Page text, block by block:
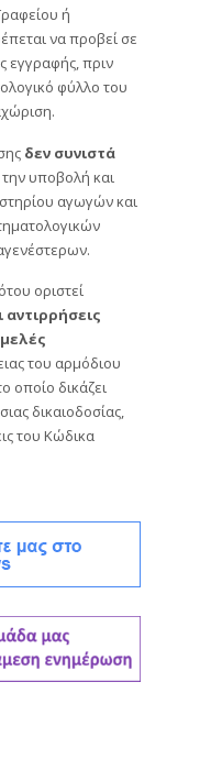
ή
να προβεί σε
εγγραφής, πριν
φύλλο του
δεν συνιστά
την υποβολή και
αγωγών και
οριστεί
αντιρρήσεις
του αρμόδιου
οποίο δικάζει
δικαιοδοσίας,
του Κώδικα